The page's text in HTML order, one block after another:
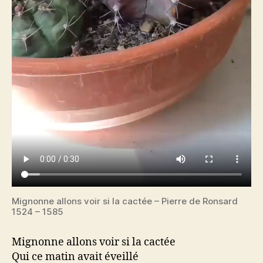
Mignonne allons voir si la cactée – Pierre de Ronsard
1524 – 1585
Mignonne allons voir si la cactée
Qui ce matin avait éveillé